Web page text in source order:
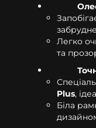
Легко
та
Plus,
Біла